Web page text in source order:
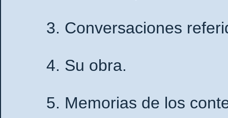
Conversaciones
Su obra.
Memorias de los